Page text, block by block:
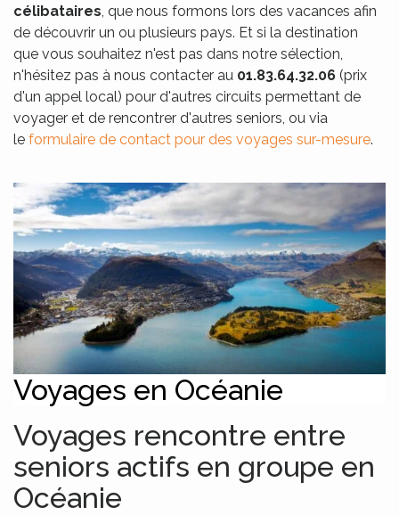
célibataires , que nous formons lors des vacances afin
de découvrir un ou plusieurs pays. Et si la destination
que vous souhaitez n'est pas dans notre sélection,
n'hésitez pas à nous contacter au 01.83.64.32.06 (prix
d'un appel local) pour d'autres circuits permettant de
voyager et de rencontrer d'autres seniors, ou via
le formulaire de contact pour des voyages sur-mesure.
Voyages en Océanie
Voyages rencontre entre
seniors actifs en groupe en
Océanie